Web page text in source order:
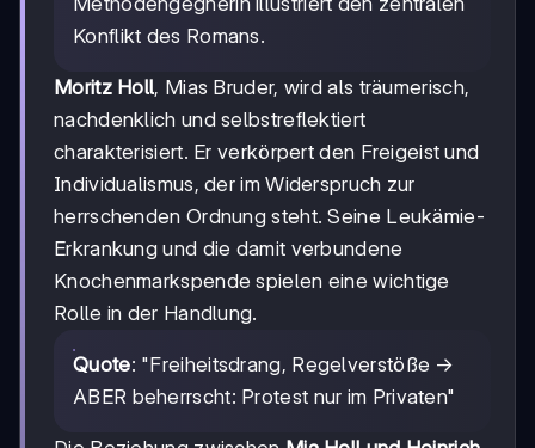
Konflikt des Romans.
Moritz Holl, Mias Bruder, wird als träumerisch,
nachdenklich und selbstreflektiert
charakterisiert. Er verkörpert den Freigeist und
Individualismus, der im Widerspruch zur
herrschenden Ordnung steht. Seine Leukämie-
Erkrankung und die damit verbundene
Knochenmarkspende spielen eine wichtige
Rolle in der Handlung.
Quote: "Freiheitsdrang, Regelverstöße ->
ABER beherrscht: Protest nur im Privaten"